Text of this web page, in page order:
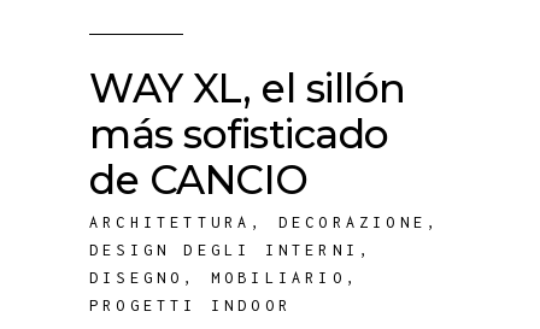
WAY XL, el sillón
más sofisticado
de CANCIO
ARCHITETTURA , DECORAZIONE ,
DESIGN DEGLI INTERNI ,
DISEGNO , MOBILIARIO ,
PROGETTI INDOOR